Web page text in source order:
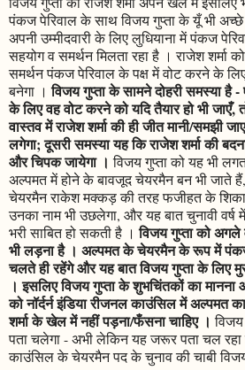
पंकज पेरिवाल के साथ विजय गुप्ता के यूँ भी
अपनी उम्मीदवारी के लिए लुधियाना में पंकज
सहयोग व समर्थन मिलता रहा है । राजेश शर्मा
समर्थन पंकज पेरिवाल के पक्ष में वोट करने के
बनेगा ।विजय गुप्ता के सामने दोहरी समस्या है
के लिए वह वोट करने को यदि तैयार हो भी जाएँ,
वास्तव में राजेश शर्मा की ही जीत मानी/समझी
लगेगा; दूसरी समस्या यह कि राजेश शर्मा की
और चिपक जायेगा । विजय गुप्ता को यह भी
अल्पमत में होने के बावजूद चेयरमैन बन भी जाते हैं,
चेयरमैन राकेश मक्कड़ की तरह फजीहत के
उनका नाम भी उछलेगा, और यह बात चुनावी
भरी साबित हो सकती है ।विजय गुप्ता को अगले
भी लड़ना है । अल्पमत के चेयरमैन के रूप में
चलते ही रहेंगे और यह बात विजय गुप्ता के लिए
। इसलिए विजय गुप्ता के शुभचिंतकों का मानना
को नॉर्दर्न इंडिया रीजनल काउंसिल में अल्पमत
शर्मा के खेल में नहीं पड़ना/फँसना चाहिए । विजय
पता चलेगा - अभी लेकिन यह जरूर पता चल रहा है
काउंसिल के चेयरमैन पद के चुनाव की चाबी